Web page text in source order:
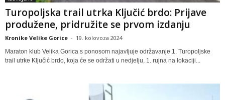
Turopoljska trail utrka Ključić brdo: Prijave
produžene, pridružite se prvom izdanju
Kronike Velike Gorice - 19. kolovoza 2024
Maraton klub Velika Gorica s ponosom najavljuje održavanje 1. Turopoljske
trail utrke Ključić brdo, koja će se održati u nedjelju, 1. rujna na lokaciji...